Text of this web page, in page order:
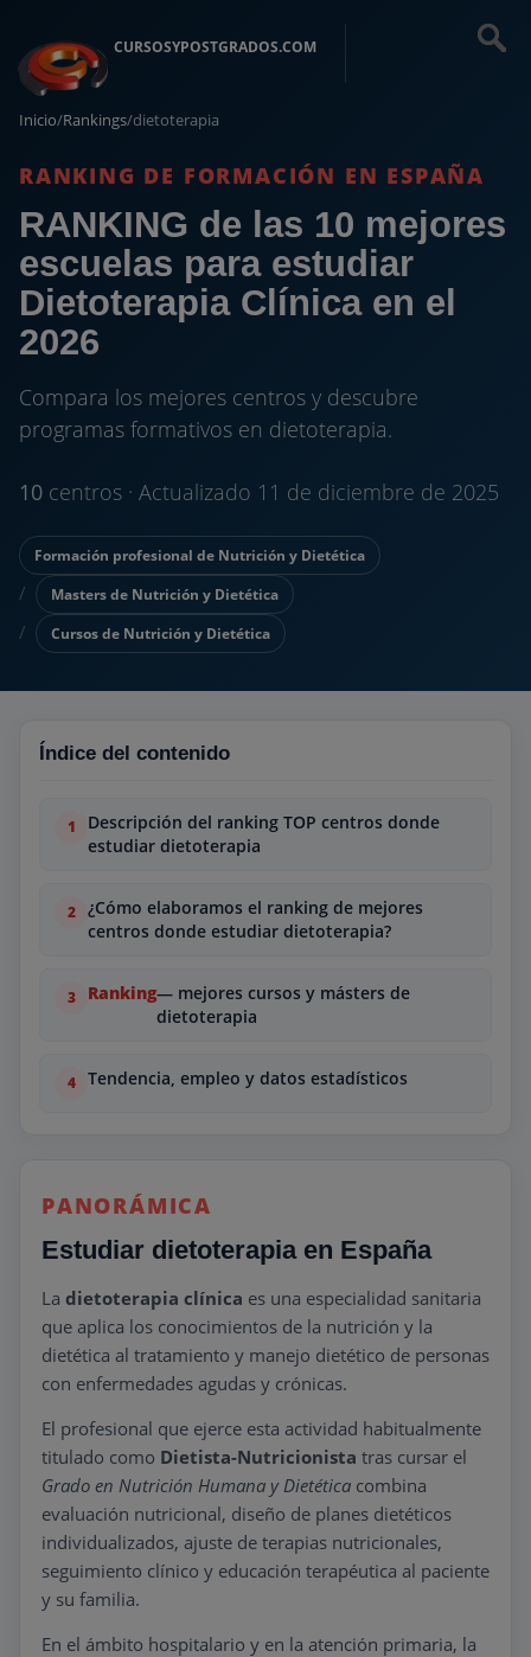
CURSOSYPOSTGRADOS.COM
Inicio/Rankings/dietoterapia
RANKING DE FORMACIÓN EN ESPAÑA
RANKING de las 10 mejores
escuelas para estudiar
Dietoterapia Clínica en el
2026
Compara los mejores centros y descubre
programas formativos en dietoterapia.
10 centros · Actualizado 11 de diciembre de 2025
Formación profesional de Nutrición y Dietética
Masters de Nutrición y Dietética
Cursos de Nutrición y Dietética
Índice del contenido
Descripción del ranking TOP centros donde
estudiar dietoterapia
¿Cómo elaboramos el ranking de mejores
centros donde estudiar dietoterapia?
Ranking— mejores cursos y másters de
dietoterapia
Tendencia, empleo y datos estadísticos
PANORÁMICA
Estudiar dietoterapia en España
La dietoterapia clínica es una especialidad sanitaria
que aplica los conocimientos de la nutrición y la
dietética al tratamiento y manejo dietético de personas
con enfermedades agudas y crónicas.
El profesional que ejerce esta actividad habitualmente
titulado como Dietista-Nutricionista tras cursar el
Grado en Nutrición Humana y Dietética combina
evaluación nutricional, diseño de planes dietéticos
individualizados, ajuste de terapias nutricionales,
seguimiento clínico y educación terapéutica al paciente
y su familia.
En el ámbito hospitalario y en la atención primaria, la